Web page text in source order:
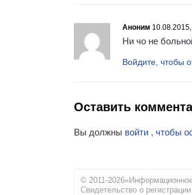
Аноним
Ни чо не
Войдите, чтобы
Оставить
Вы должны войти , чтобы
© 2011-
Свидетельство о